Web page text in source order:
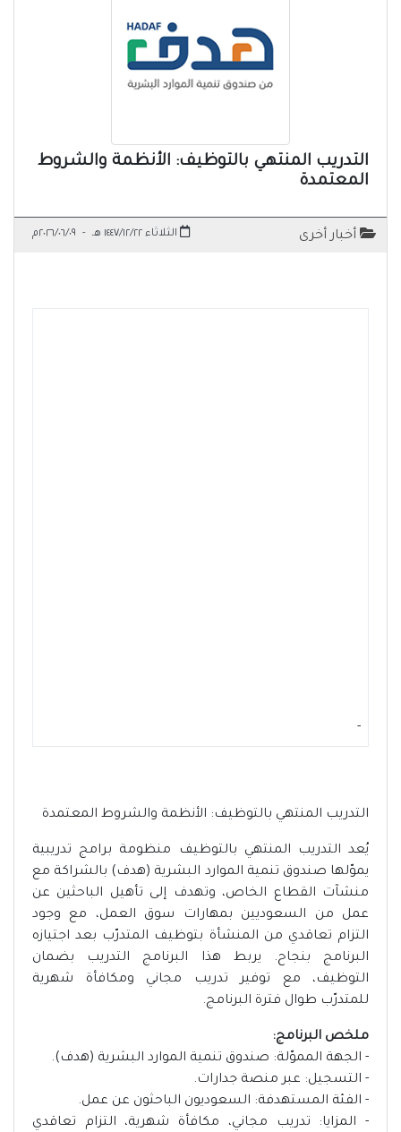
التدريب المنتهي بالتوظيف: الأنظمة والشروط
المعتمدة
أخبار أخرى الثلاثاء ١٤٤٧/١٢/٢٢ هـ - ٢٠٢٦/٠٦/٠٩م
-
التدريب المنتهي بالتوظيف: الأنظمة والشروط المعتمدة
يُعد التدريب المنتهي بالتوظيف منظومة برامج تدريبية
يموّلها صندوق تنمية الموارد البشرية (هدف) بالشراكة مع
منشآت القطاع الخاص، وتهدف إلى تأهيل الباحثين عن
عمل من السعوديين بمهارات سوق العمل، مع وجود
التزام تعاقدي من المنشأة بتوظيف المتدرّب بعد اجتيازه
البرنامج بنجاح. يربط هذا البرنامج التدريب بضمان
التوظيف، مع توفير تدريب مجاني ومكافأة شهرية
للمتدرّب طوال فترة البرنامج.
ملخص البرنامج:
- الجهة المموّلة: صندوق تنمية الموارد البشرية (هدف).
- التسجيل: عبر منصة جدارات.
- الفئة المستهدفة: السعوديون الباحثون عن عمل.
- المزايا: تدريب مجاني، مكافأة شهرية، التزام تعاقدي